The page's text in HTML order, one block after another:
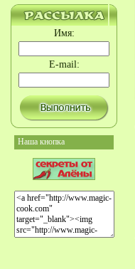
Имя:
E-mail:
Наша кнопка